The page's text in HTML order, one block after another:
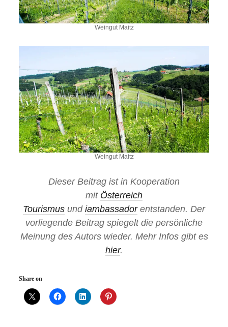
Weingut Maitz
Weingut Maitz
Dieser Beitrag ist in Kooperation
mit Österreich
Tourismus und iambassadorentstanden. Der
vorliegende Beitrag spiegelt die persönliche
Meinung des Autors wieder. Mehr Infos gibt es
hier.
Share on